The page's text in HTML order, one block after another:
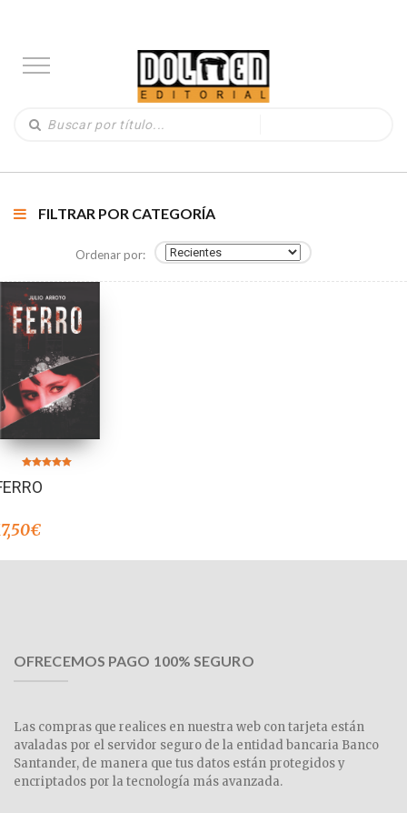
FILTRAR POR CATEGORÍA
Ordenar por:
5.00
de 5
€
OFRECEMOS PAGO 100% SEGURO
Las compras que realices en nuestra web con tarjeta están
avaladas por el servidor seguro de la entidad bancaria Banco
Santander, de manera que tus datos están protegidos y
encriptados por la tecnología más avanzada.